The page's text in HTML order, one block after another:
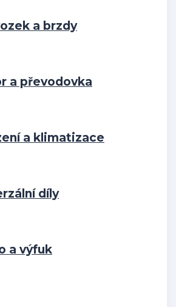
a brzdy
a převodovka
a klimatizace
díly
a výfuk